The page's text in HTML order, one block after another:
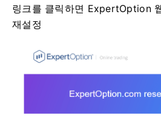
링크를 클릭하면 ExpertOption
재설정